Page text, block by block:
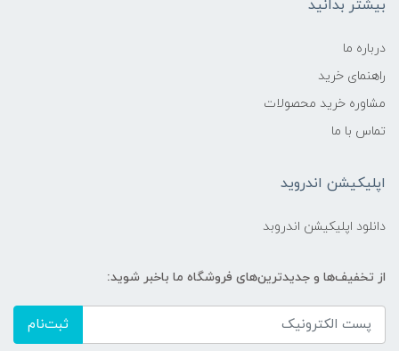
بیشتر بدانید
درباره ما
راهنمای خرید
مشاوره خرید محصولات
تماس با ما
اپلیکیشن اندروید
دانلود اپلیکیشن اندروبد
از تخفیف‌ها و جدیدترین‌های فروشگاه ما باخبر شوید:
ثبت‌نام